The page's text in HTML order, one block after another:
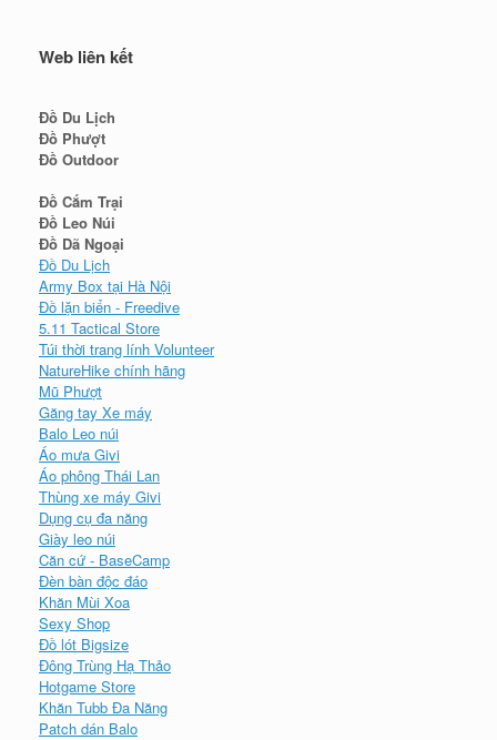
Web liên kết
Đồ Du Lịch
Đồ Phượt
Đồ Outdoor
Đồ Cắm Trại
Đồ Leo Núi
Đồ Dã Ngoại
Đồ Du Lịch
Army Box tại Hà Nội
Đồ lặn biển - Freedive
5.11 Tactical Store
Túi thời trang lính Volunteer
NatureHike chính hãng
Mũ Phượt
Găng tay Xe máy
Balo Leo núi
Áo mưa Givi
Áo phông Thái Lan
Thùng xe máy Givi
Dụng cụ đa năng
Giày leo núi
Căn cứ - BaseCamp
Đèn bàn độc đáo
Khăn Mùi Xoa
Sexy Shop
Đồ lót Bigsize
Đông Trùng Hạ Thảo
Hotgame Store
Khăn Tubb Đa Năng
Patch dán Balo